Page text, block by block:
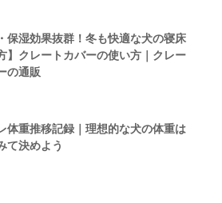
保湿効果抜群！冬も快適な犬の寝床
】クレートカバーの使い方｜クレー
の通販
体重推移記録｜理想的な犬の体重は
て決めよう